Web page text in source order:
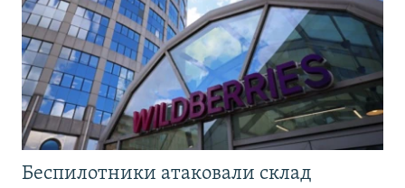
Беспилотники атаковали склад